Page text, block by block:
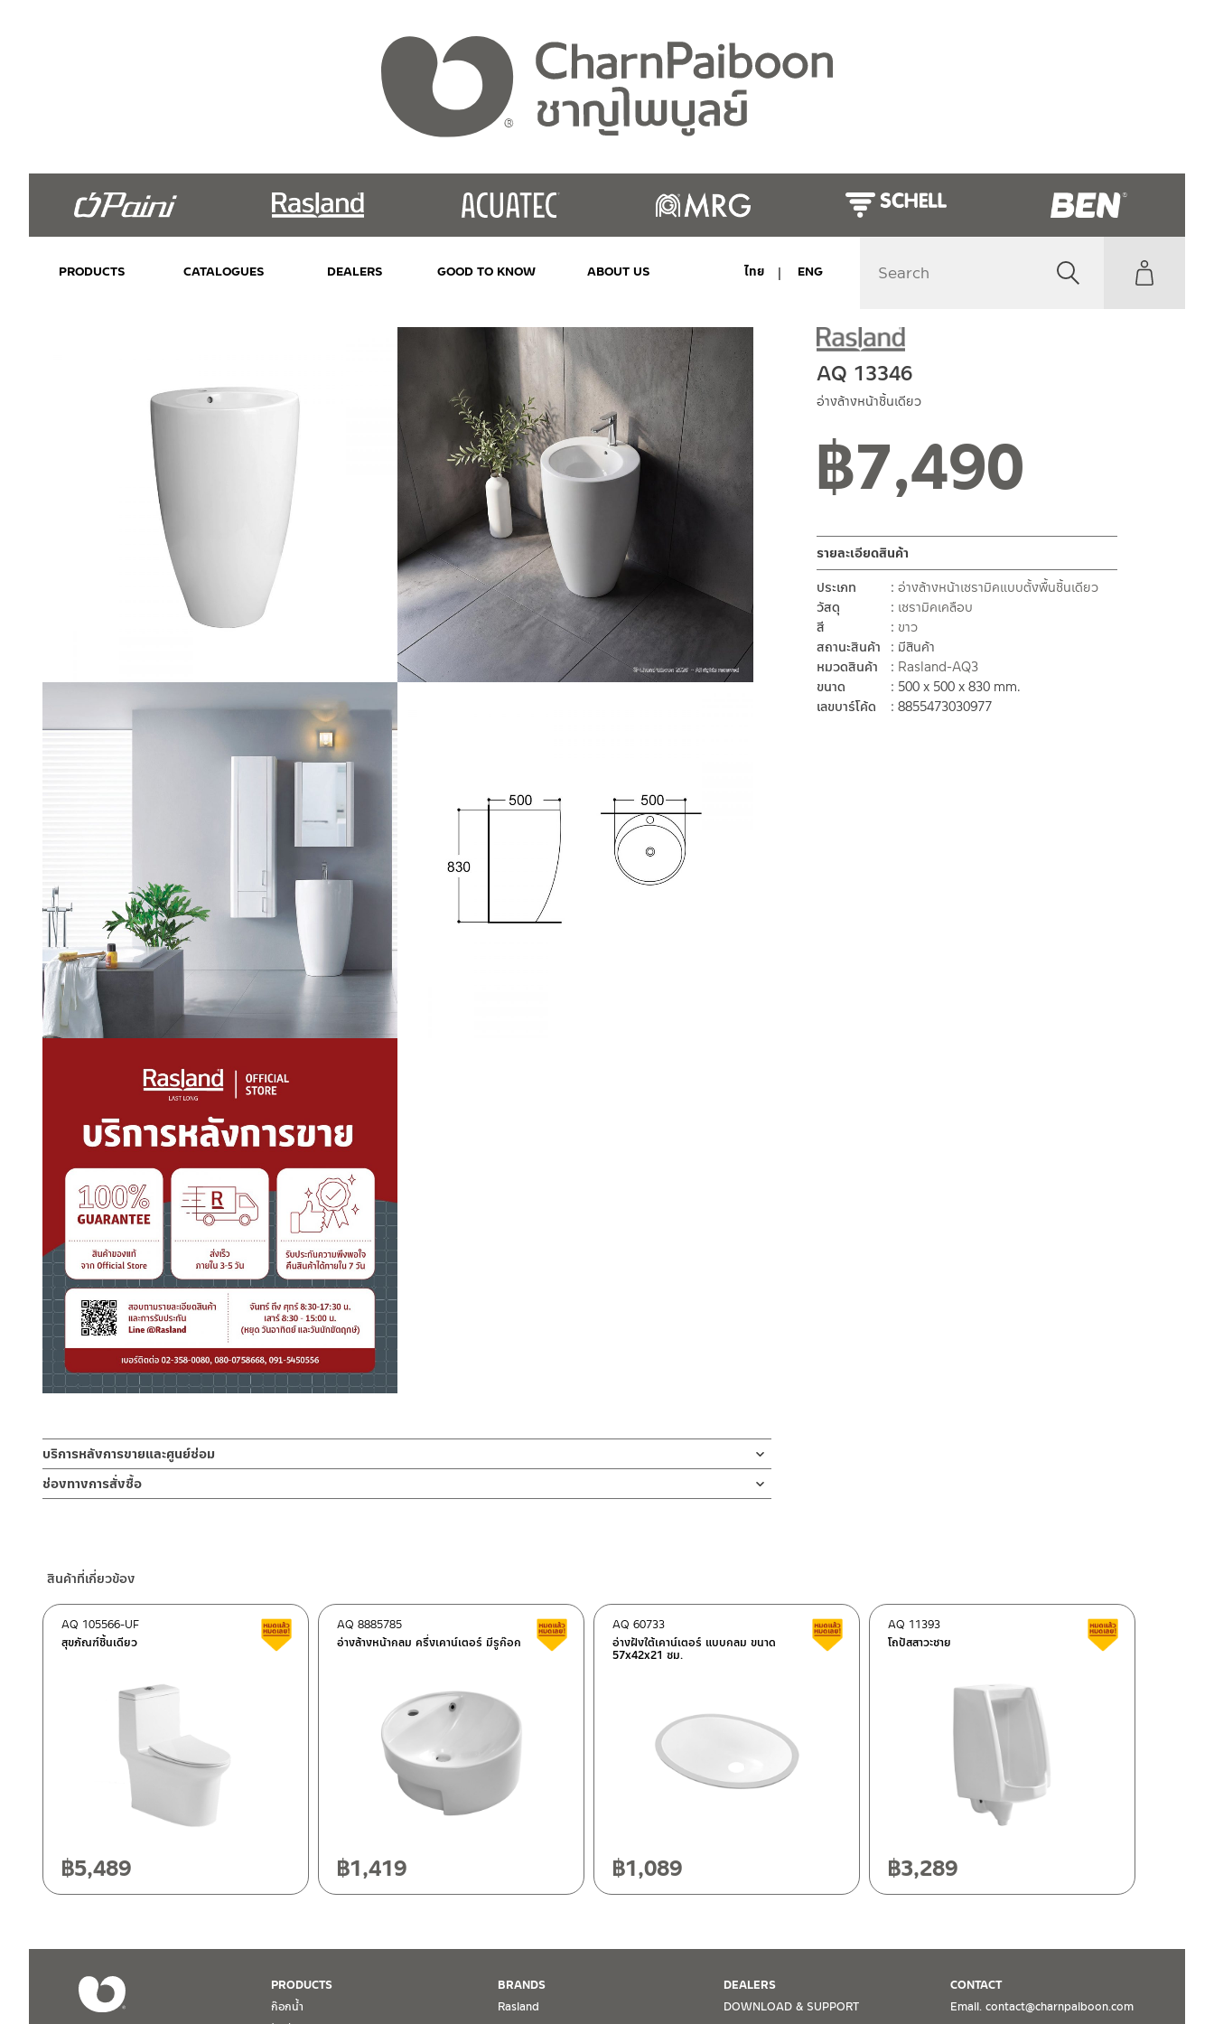
PRODUCTS CATALOGUES DEALERS GOOD TO KNOW ABOUT US ไทย ENG
AQ 13346
อ่างล้างหน้าชิ้นเดียว
฿7,490
รายละเอียดสินค้า
ประเภท
อ่างล้างหน้าเซรามิคแบบตั้งพื้นชิ้นเดียว
วัสดุ
เซรามิคเคลือบ
สี
ขาว
สถานะสินค้า
มีสินค้า
หมวดสินค้า
Rasland-AQ3
ขนาด
500 x 500 x 830 mm.
เลขบาร์โค้ด
8855473030977
บริการหลังการขายและศูนย์ซ่อม
ช่องทางออนไลน์
– Email: contact@charnpaiboon.com
ศูนย์บริการและอะไหล่ กรุงเทพฯ
662/61-62 ถนน พระราม3 แขวงบางโพงพาง เขตยานนาวา กรุงเทพฯ 10120
โทร: 02-358-0080 / 080-075-8668 / 091-545-0556
ศูนย์บริการและอะไหล่
โทร: 080-075-2626
วันเสาร์ เวลา 8:30-15:00 น.
ช่องทางการสั่งซื้อ
– Shopee
–Lazada
ติดต่อพนักงานขาย / Contact Sales Staff
โทร: 02-285-5795
ติดต่อ ชาญไพบูลย์ / Contact Us
สินค้าที่เกี่ยวข้อง
สุขภัณฑ์​ชิ้นเดียว
AQ 105566-UF สินค้าลดราคา เคลียร์สต็อก
฿5,489
อ่างล้างหน้ากลม ครึ่งเคาน์เตอร์ มีรูก๊อก
AQ 8885785 สินค้าลดราคา เคลียร์สต็อก
฿1,419
อ่างฝังใต้เคาน์เตอร์ แบบกลม ขนาด
57x42x21 ซม.
AQ 60733 สินค้าลดราคา เคลียร์สต็อก
฿1,089
โถปัสสาวะชาย
AQ 11393
฿3,289
PRODUCTS
ก๊อกน้ำ
BRANDS
Rasland
DEALERS
DOWNLOAD & SUPPORT
CONTACT
Email. contact@charnpaiboon.com